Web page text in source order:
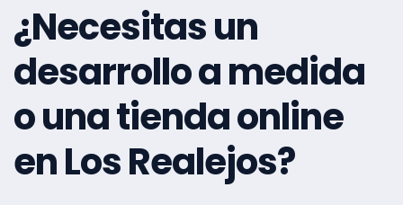
¿Necesitas un
desarrollo a medida
o una tienda online
en Los Realejos?